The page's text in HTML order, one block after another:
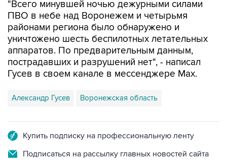
районами региона было обнаружено и
уничтожено шесть беспилотных летательных
аппаратов. По предварительным данным,
пострадавших и разрушений нет", - написал
Гусев в своем канале в мессенджере Max.
Александр Гусев Воронежская область
Подписаться на рассылку главных новостей сайта
Получать оперативные новости в официальном